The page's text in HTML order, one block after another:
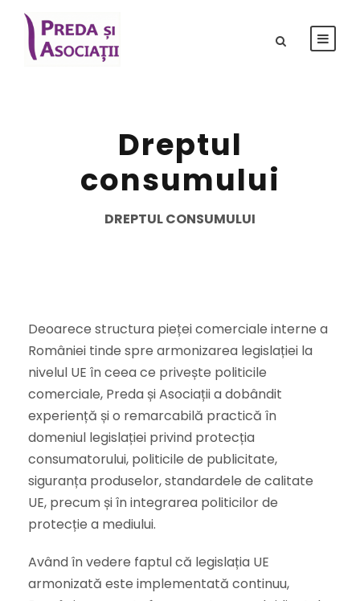
Dreptul
consumului
DREPTUL CONSUMULUI
Deoarece structura pieței comerciale interne a
României tinde spre armonizarea legislației la
nivelul UE în ceea ce privește politicile
comerciale, Preda și Asociații a dobândit
experiență și o remarcabilă practică în
domeniul legislației privind protecția
consumatorului, politicile de publicitate,
siguranța produselor, standardele de calitate
UE, precum și în integrarea politicilor de
protecție a mediului.
Având în vedere faptul că legislația UE
armonizată este implementată continuu,